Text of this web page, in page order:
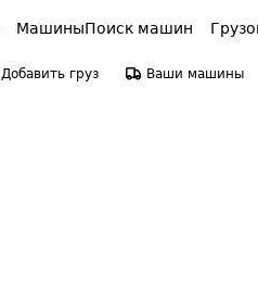
МашиныПоиск машин
Добавить груз Ваши машины